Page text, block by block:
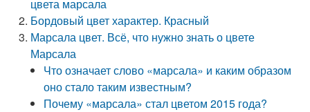
цвета марсала
Бордовый цвет характер. Красный
Марсала цвет. Всё, что нужно знать о цвете
Марсала
Что означает слово «марсала» и каким образом
оно стало таким известным?
Почему «марсала» стал цветом 2015 года?